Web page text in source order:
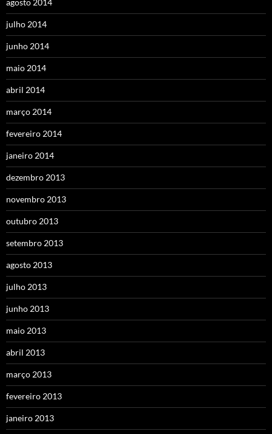
agosto 2014
julho 2014
junho 2014
maio 2014
abril 2014
março 2014
fevereiro 2014
janeiro 2014
dezembro 2013
novembro 2013
outubro 2013
setembro 2013
agosto 2013
julho 2013
junho 2013
maio 2013
abril 2013
março 2013
fevereiro 2013
janeiro 2013